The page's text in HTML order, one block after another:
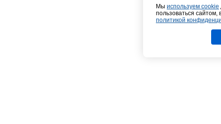
Мы используем cookie
пользоваться
политикой